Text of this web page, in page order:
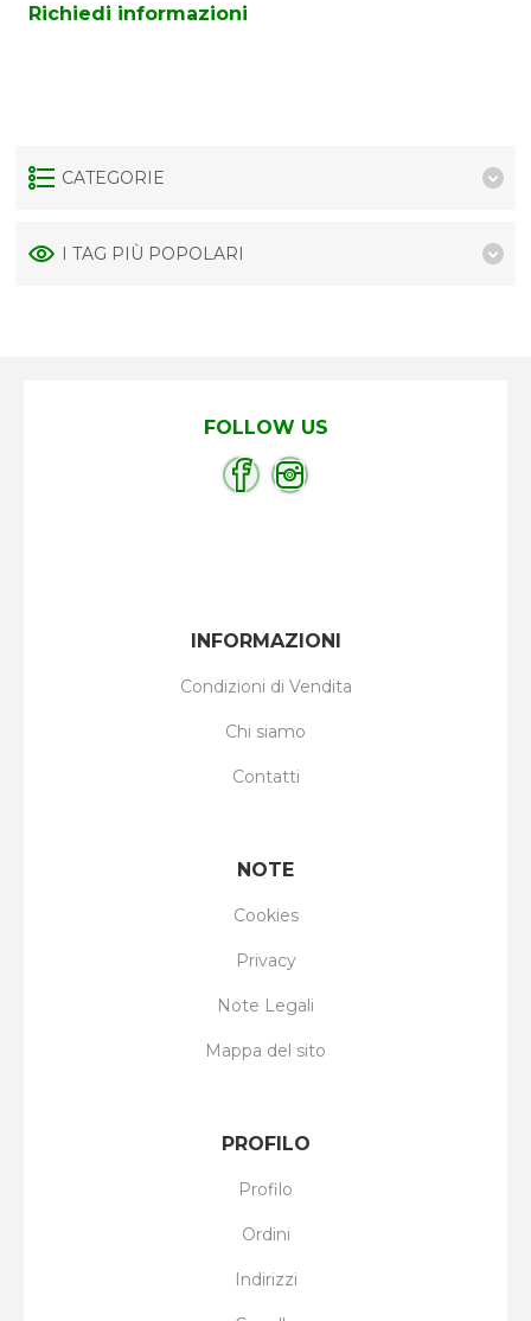
Richiedi informazioni
CATEGORIE
I TAG PIÙ POPOLARI
FOLLOW US
INFORMAZIONI
Condizioni di Vendita
Chi siamo
Contatti
NOTE
Cookies
Privacy
Note Legali
Mappa del sito
PROFILO
Profilo
Ordini
Indirizzi